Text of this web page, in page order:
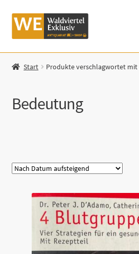
Zur
Navigation
Zum
Inhalt
Startseite
Mein Konto
Zur Waldviertel Exklusiv-Website
Start Produkte verschlagwortet mit
Bedeutung